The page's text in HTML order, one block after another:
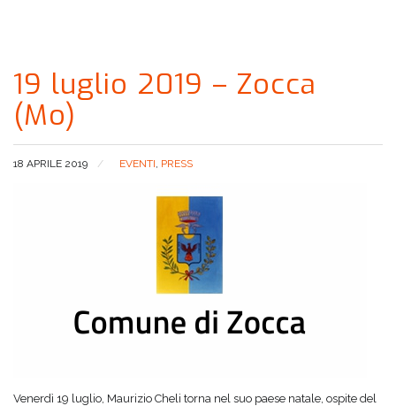
19 luglio 2019 – Zocca
(Mo)
18 APRILE 2019 EVENTI, PRESS
Venerdì 19 luglio, Maurizio Cheli torna nel suo paese natale, ospite del